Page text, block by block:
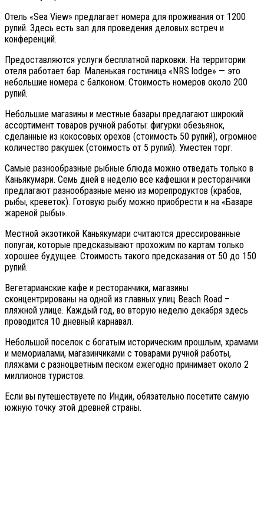
Отель «Sea View» предлагает номера для проживания от 1200
рупий. Здесь есть зал для проведения деловых встреч и
конференций.
Предоставляются услуги бесплатной парковки. На территории
отеля работает бар. Маленькая гостиница «NRS lodge» — это
небольшие номера с балконом. Стоимость номеров около 200
рупий.
Небольшие магазины и местные базары предлагают широкий
ассортимент товаров ручной работы: фигурки обезьянок,
сделанные из кокосовых орехов (стоимость 50 рупий), огромное
количество ракушек (стоимость от 5 рупий). Уместен торг.
Самые разнообразные рыбные блюда можно отведать только в
Каньякумари. Семь дней в неделю все кафешки и ресторанчики
предлагают разнообразные меню из морепродуктов (крабов,
рыбы, креветок). Готовую рыбу можно приобрести и на «Базаре
жареной рыбы».
Местной экзотикой Каньякумари считаются дрессированные
попугаи, которые предсказывают прохожим по картам только
хорошее будущее. Стоимость такого предсказания от 50 до 150
рупий.
Вегетарианские кафе и ресторанчики, магазины
сконцентрированы на одной из главных улиц Beach Road –
пляжной улице. Каждый год, во вторую неделю декабря здесь
проводится 10 дневный карнавал.
Небольшой поселок с богатым историческим прошлым, храмами
и мемориалами, магазинчиками с товарами ручной работы,
пляжами с разноцветным песком ежегодно принимает около 2
миллионов туристов.
Если вы путешествуете по Индии, обязательно посетите самую
южную точку этой древней страны.